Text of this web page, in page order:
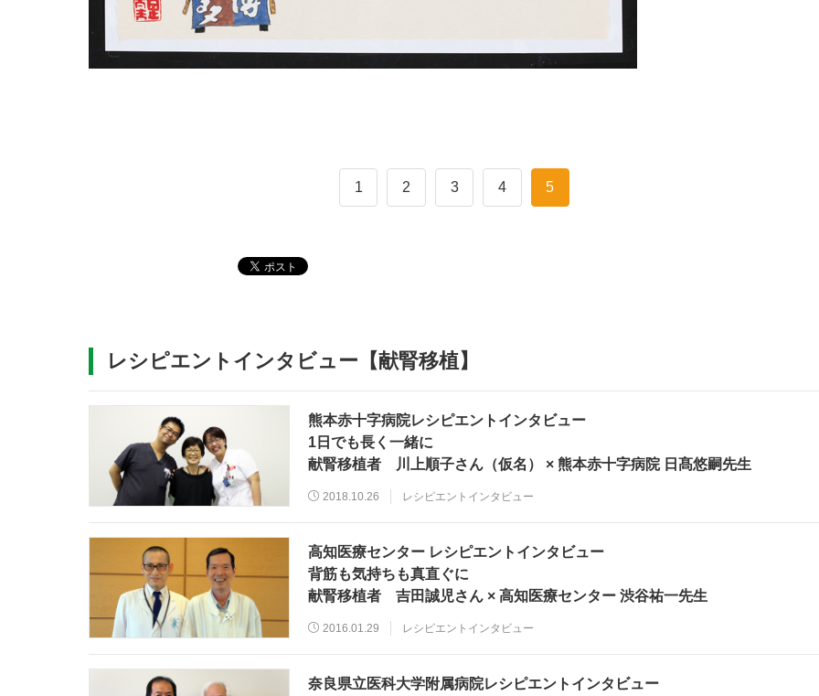
1 2 3 4 5
レシピエントインタビュー【献腎移植】
熊本赤十字病院レシピエントインタビュー
1日でも長く一緒に
献腎移植者 川上順子さん（仮名） × 熊本赤十字病院 日髙悠嗣先生
2018.10.26 レシピエントインタビュー
高知医療センター レシピエントインタビュー
背筋も気持ちも真直ぐに
献腎移植者 吉田誠児さん × 高知医療センター 渋谷祐一先生
2016.01.29 レシピエントインタビュー
奈良県立医科大学附属病院レシピエントインタビュー